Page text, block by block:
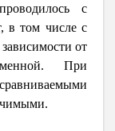
с
в том числе с
от
При